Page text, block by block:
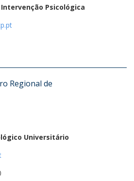
Psicológica
Universitário